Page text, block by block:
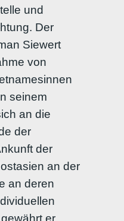
und
Der
Siewert
von
seinem
an die
der
der
an der
an deren
er